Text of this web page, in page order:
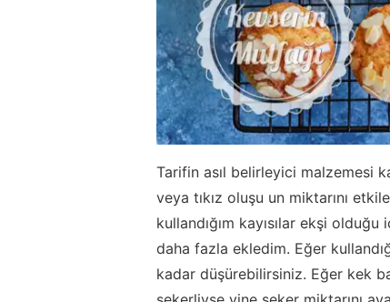
Tarifin asıl belirleyici malzemesi
veya tıkız oluşu un miktarını
kullandığım kayısılar ekşi
daha fazla ekledim. Eğer
kadar düşürebilirsiniz. Eğer kek